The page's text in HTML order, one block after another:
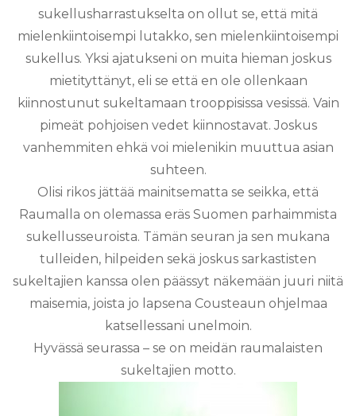
sukellusharrastukselta on ollut se, että mitä
mielenkiintoisempi lutakko, sen mielenkiintoisempi
sukellus. Yksi ajatukseni on muita hieman joskus
mietityttänyt, eli se että en ole ollenkaan
kiinnostunut sukeltamaan trooppisissa vesissä. Vain
pimeät pohjoisen vedet kiinnostavat. Joskus
vanhemmiten ehkä voi mielenikin muuttua asian
suhteen.
Olisi rikos jättää mainitsematta se seikka, että
Raumalla on olemassa eräs Suomen parhaimmista
sukellusseuroista. Tämän seuran ja sen mukana
tulleiden, hilpeiden sekä joskus sarkastisten
sukeltajien kanssa olen päässyt näkemään juuri niitä
maisemia, joista jo lapsena Cousteaun ohjelmaa
katsellessani unelmoin.
Hyvässä seurassa – se on meidän raumalaisten
sukeltajien motto.